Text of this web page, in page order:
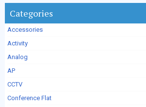
Categories
Accessories
Activity
Analog
AP
CCTV
Conference Flat